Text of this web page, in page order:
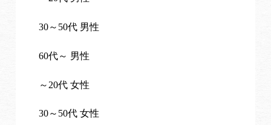
30～50代 男性
60代～ 男性
～20代 女性
30～50代 女性